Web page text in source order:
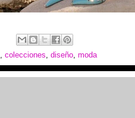
, colecciones, diseño, moda